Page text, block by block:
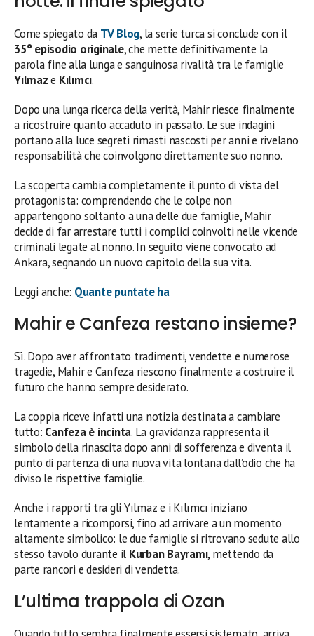
Come spiegato da TV Blog, la serie turca si conclude con il
35° episodio originale, che mette definitivamente la
parola fine alla lunga e sanguinosa rivalità tra le famiglie
Yılmaze Kılımcı.
Dopo una lunga ricerca della verità, Mahir riesce finalmente
a ricostruire quanto accaduto in passato. Le sue indagini
portano alla luce segreti rimasti nascosti per anni e rivelano
responsabilità che coinvolgono direttamente suo nonno.
La scoperta cambia completamente il punto di vista del
protagonista: comprendendo che le colpe non
appartengono soltanto a una delle due famiglie, Mahir
decide di far arrestare tutti i complici coinvolti nelle vicende
criminali legate al nonno. In seguito viene convocato ad
Ankara, segnando un nuovo capitolo della sua vita.
Leggi anche: Quante puntate ha
Mahir e Canfeza restano insieme?
Sì. Dopo aver affrontato tradimenti, vendette e numerose
tragedie, Mahir e Canfeza riescono finalmente a costruire il
futuro che hanno sempre desiderato.
La coppia riceve infatti una notizia destinata a cambiare
tutto: Canfeza è incinta. La gravidanza rappresenta il
simbolo della rinascita dopo anni di sofferenza e diventa il
punto di partenza di una nuova vita lontana dall’odio che ha
diviso le rispettive famiglie.
Anche i rapporti tra gli Yılmaz e i Kılımcı iniziano
lentamente a ricomporsi, fino ad arrivare a un momento
altamente simbolico: le due famiglie si ritrovano sedute allo
stesso tavolo durante il Kurban Bayramı, mettendo da
parte rancori e desideri di vendetta.
L’ultima trappola di Ozan